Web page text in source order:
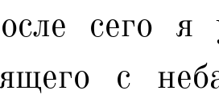
сего я
с